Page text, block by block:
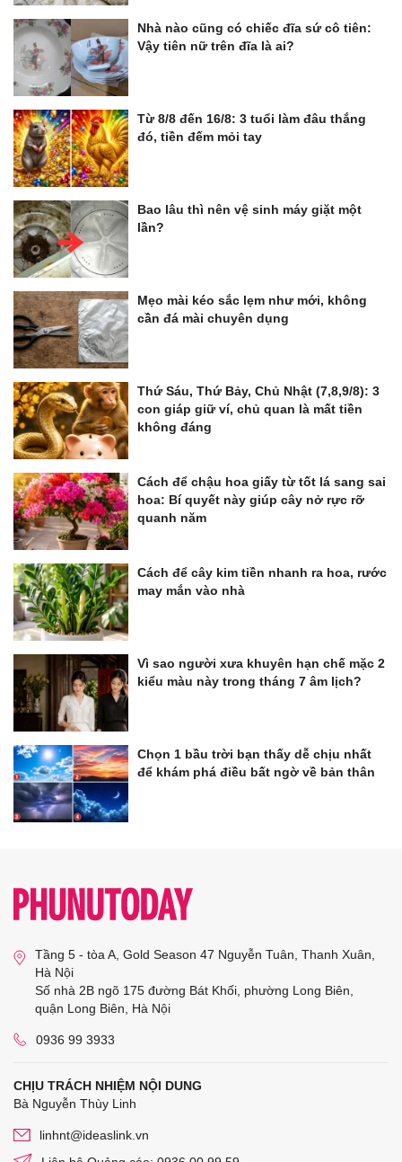
Nhà nào cũng có chiếc đĩa sứ cô tiên:
Vậy tiên nữ trên đĩa là ai?
Từ 8/8 đến 16/8: 3 tuổi làm đâu thắng
đó, tiền đếm mỏi tay
Bao lâu thì nên vệ sinh máy giặt một
lần?
Mẹo mài kéo sắc lẹm như mới, không
cần đá mài chuyên dụng
Thứ Sáu, Thứ Bảy, Chủ Nhật (7,8,9/8): 3
con giáp giữ ví, chủ quan là mất tiền
không đáng
Cách để chậu hoa giấy từ tốt lá sang sai
hoa: Bí quyết này giúp cây nở rực rỡ
quanh năm
Cách để cây kim tiền nhanh ra hoa, rước
may mắn vào nhà
Vì sao người xưa khuyên hạn chế mặc 2
kiểu màu này trong tháng 7 âm lịch?
Chọn 1 bầu trời bạn thấy dễ chịu nhất
để khám phá điều bất ngờ về bản thân
Tầng 5 - tòa A, Gold Season 47 Nguyễn Tuân, Thanh Xuân,
Hà Nội
Số nhà 2B ngõ 175 đường Bát Khối, phường Long Biên,
quận Long Biên, Hà Nội
0936 99 3933
CHỊU TRÁCH NHIỆM NỘI DUNG
Bà Nguyễn Thùy Linh
linhnt@ideaslink.vn